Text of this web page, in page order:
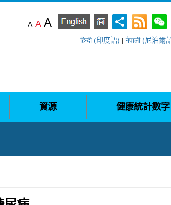
A A A
हिन्दी (印度語) | नेपाली (尼泊爾
資源 健康統計數字